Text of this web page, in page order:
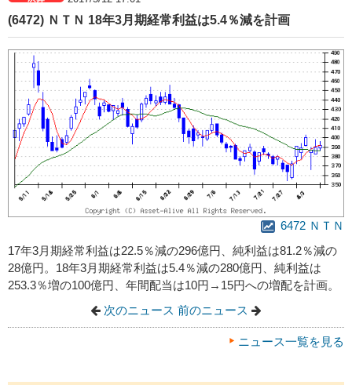
(6472) ＮＴＮ 18年3月期経常利益は5.4％減を計画
6472 ＮＴＮ
17年3月期経常利益は22.5％減の296億円、純利益は81.2％減の
28億円。18年3月期経常利益は5.4％減の280億円、純利益は
253.3％増の100億円、年間配当は10円→15円への増配を計画。
次のニュース 前のニュース
ニュース一覧を見る